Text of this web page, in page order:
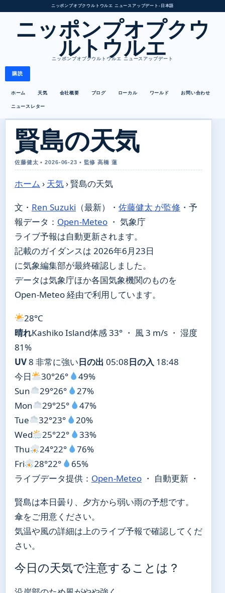
ニッポンプオプクウルトウルエ ニュースアップデート • 日本語
ニッポンプオプクウ
ルトウルエ
ニッポンプオプクウルトウルエ ニュースアップデート
購読
ホーム 天気 会社概要 ブログ ローカル ワールド お問い合わせ
ニュースレター
賢島の天気
佐藤健太 • 2026-06-23 • 監修 高橋 蓮
ホーム › 天気› 賢島の天気
文・ Ren Suzuki （最新） ・ 佐藤健太 が監修 ・ 予
報データ： Open-Meteo ・ 気象庁
ライブ予報は自動更新されます。
記載のガイダンスは 2026年6月23日
に気象編集部が最終確認しました。
データは気象庁ほか各国気象機関のものを
Open-Meteo 経由で利用しています。
28°C
晴れKashiko Island体感 33° ・ 風 3 m/s ・ 湿度
81%
UV8 非常に強い日の出 05:08日の入 18:48
今日
30°26°
49%
Sun
29°26°
27%
Mon
29°25°
47%
Tue
32°23°
20%
Wed
25°22°
33%
Thu
24°22°
76%
Fri
28°22°
65%
ライブデータ提供： Open-Meteo ・ 自動更新 ・
賢島は本日曇り、夕方から弱い雨の予想です。
傘をご用意ください。
気温や風の詳細は上のライブ予報で確認してくだ
さい。
今日の天気で注意することは？